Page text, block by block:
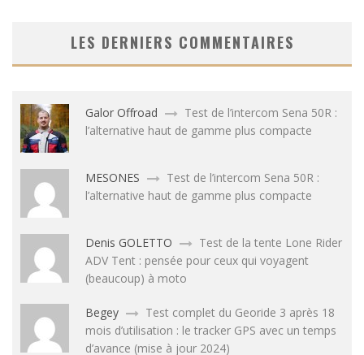
LES DERNIERS COMMENTAIRES
Galor Offroad
Test de l’intercom Sena 50R :
l’alternative haut de gamme plus compacte
MESONES
Test de l’intercom Sena 50R :
l’alternative haut de gamme plus compacte
Denis GOLETTO
Test de la tente Lone Rider
ADV Tent : pensée pour ceux qui voyagent
(beaucoup) à moto
Begey
Test complet du Georide 3 après 18
mois d’utilisation : le tracker GPS avec un temps
d’avance (mise à jour 2024)